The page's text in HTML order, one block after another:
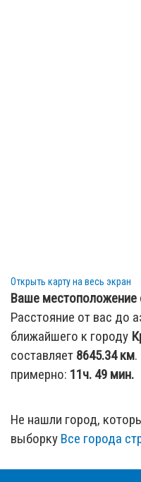
Открыть карту на весь экран
Ваше местоположение
Расстояние от вас до
ближайшего к городу
составляет 8645.34км
примерно: 11ч. 49 мин.
Не нашли город,
выборку Все города